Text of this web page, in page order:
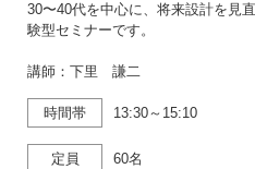
30〜40代を中心に、将来設計を見
験型セミナーです。
講師：下里 謙二
時間帯 13:30～15:10
定員 60名